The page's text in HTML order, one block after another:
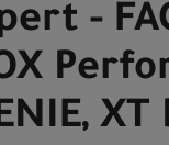
-
XT